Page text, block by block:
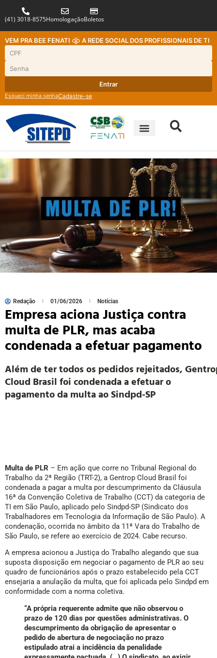
(41) 3018-8575HomologaçãoBoletos
VEM PRA BEE FENATI A REDE SOCIAL DOS PROFISSIONAIS DE TI
Entrar
Esqueci minha senhaCadastre-se
Redação 01/06/2026 Notícias
Empresa aciona Justiça contra
multa de PLR, mas acaba
condenada a efetuar pagamento
Além de ter todos os pedidos rejeitados,
Cloud Brasil foi condenada a efetuar o
pagamento da multa ao Sindpd-SP
Multa de PLR – Em ação que corre no Tribunal Regional do
Trabalho da 2ª Região (TRT-2), a Gentrop Cloud Brasil foi
condenada a pagar a multa por descumprimento da Cláusula
16ª da Convenção Coletiva de Trabalho (CCT) da categoria de
TI em São Paulo, aplicado pelo Sindpd-SP (Sindicato dos
Trabalhadores em Tecnologia da Informação de São Paulo). A
condenação, ocorrida no âmbito da 11ª Vara do Trabalho de
São Paulo, se refere ao exercício de 2024. Cabe recurso.
A empresa acionou a Justiça do Trabalho alegando que sua
suposta disposição em negociar o pagamento de PLR ao seu
quadro de funcionários após o prazo estabelecido pela CCT
ensejaria a anulação da multa, que foi aplicada pelo Sindpd em
conformidade com a norma coletiva.
“A própria requerente admite que não observou o
prazo de 120 dias por questões administrativas. O
descumprimento da obrigação de apresentar o
pedido de abertura de negociação no prazo
estipulado atrai a incidência da penalidade